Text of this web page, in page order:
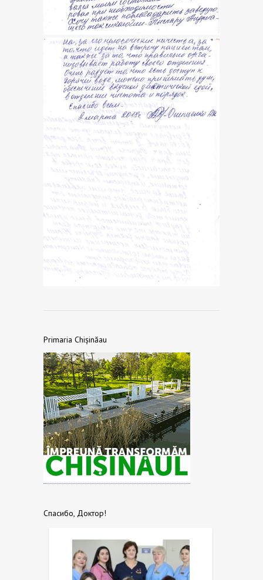
Primaria Chișinăau
Спасибо, Доктор!